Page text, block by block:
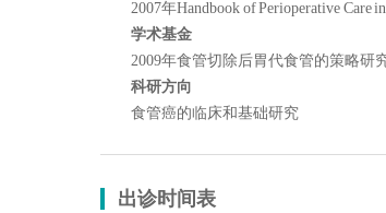
2007年Handbook of Perioperative Care
学术基金
2009年食管切除后胃代食管的策略研
科研方向
食管癌的临床和基础研究
出诊时间表